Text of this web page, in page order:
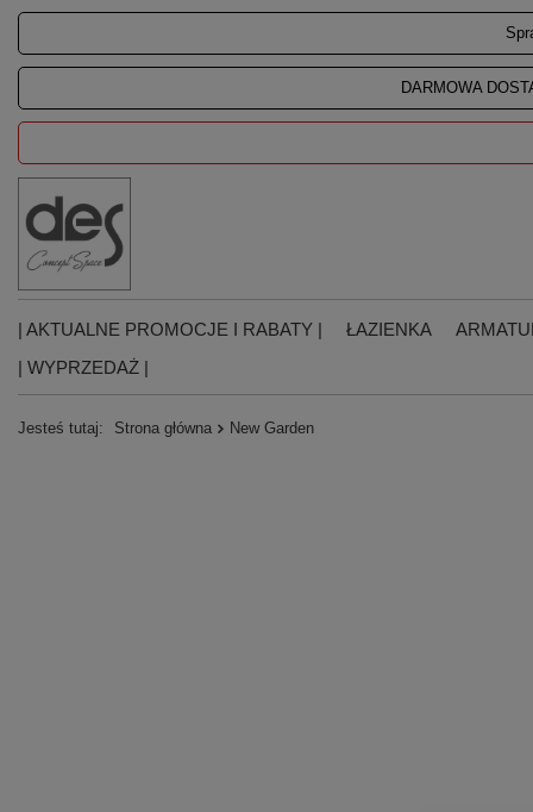
DARMOWA
| AKTUALNE PROMOCJE I RABATY | ŁAZIENKA
| WYPRZEDAŻ |
Jesteś tutaj: Strona główna New Garden